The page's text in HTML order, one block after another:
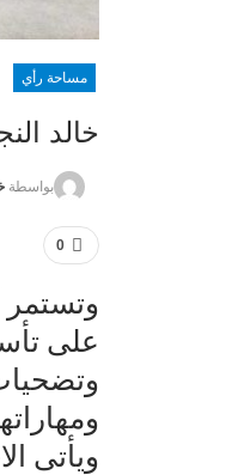
مساحة رأي
خالد
بواسطة
0
على
ويأتى